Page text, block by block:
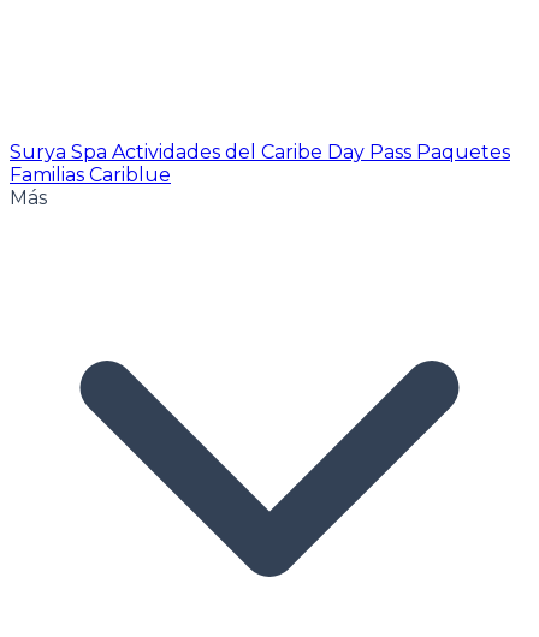
Surya Spa Actividades del Caribe Day Pass Paquetes
Familias Cariblue
Más